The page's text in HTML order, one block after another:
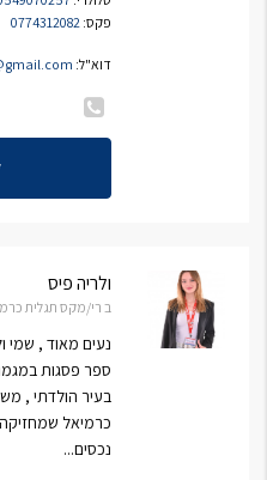
פקס: 0774312082
דוא"ל:
ולריה פיס
ב רי/מקס תגלית
נעים מאוד , שמי
ספר פסגות
בעיר הולדתי ,
כרמיאל
נכסים...